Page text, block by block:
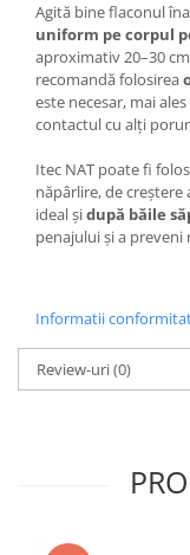
Agită bine flaconul
uniform pe corpul
aproximativ 20–30
recomandă folosirea
este necesar, mai
contactul cu alți
Itec NAT poate fi
năpârlire, de
ideal șidupă băile
penajului și a preveni
Informatii
Review-uri(0)